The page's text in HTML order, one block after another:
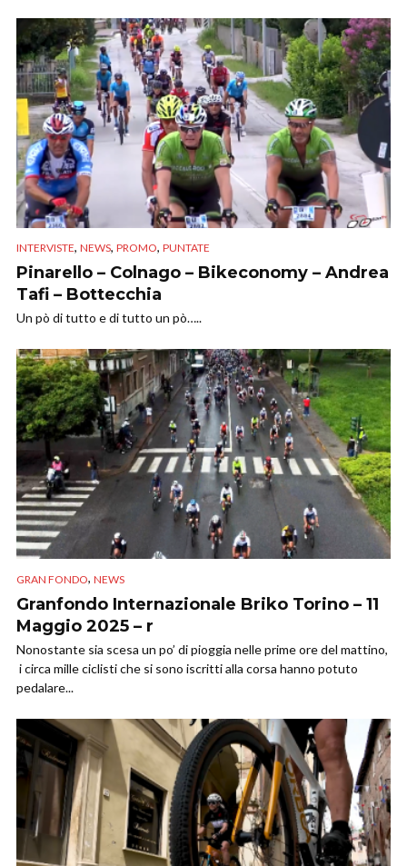
INTERVISTE, NEWS, PROMO, PUNTATE
Pinarello – Colnago – Bikeconomy – Andrea
Tafi – Bottecchia
Un pò di tutto e di tutto un pò…..
GRAN FONDO, NEWS
Granfondo Internazionale Briko Torino – 11
Maggio 2025 – r
Nonostante sia scesa un po’ di pioggia nelle prime ore del mattino,
i circa mille ciclisti che si sono iscritti alla corsa hanno potuto
pedalare...